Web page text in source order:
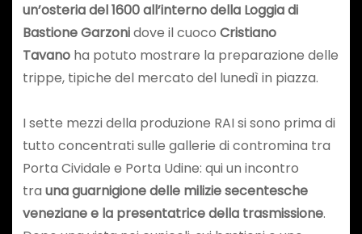
un’osteria del 1600 all’interno della Loggia di
Bastione Garzonidove il cuoco Cristiano
Tavanoha potuto mostrare la preparazione delle
trippe, tipiche del mercato del lunedì in piazza.
I sette mezzi della produzione RAI si sono prima di
tutto concentrati sulle gallerie di contromina tra
Porta Cividale e Porta Udine: qui un incontro
tra una guarnigione delle milizie secentesche
veneziane e la presentatrice della trasmissione.